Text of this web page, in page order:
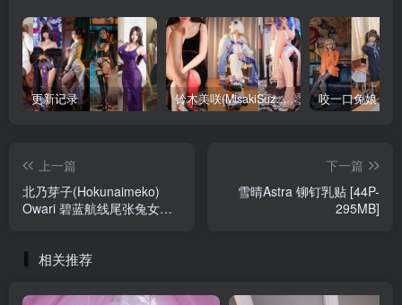
更新记录 铃木美咲(MisakiSuzuki) 合集下载 咬一口兔娘 合
上一篇
北乃芽子(Hokunaimeko)
Owari 碧蓝航线尾张兔女郎
下一篇
雪晴Astra 铆钉乳贴 [44P-
295MB]
相关推荐